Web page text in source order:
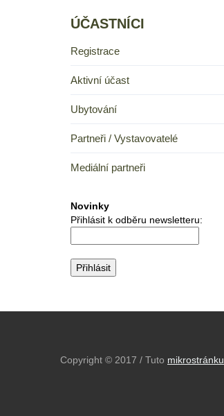
ÚČASTNÍCI
Registrace
Aktivní účast
Ubytování
Partneři / Vystavovatelé
Mediální partneři
Novinky
Přihlásit k odběru newsletteru:
Copyright © 2017 / Tuto mikrostránku